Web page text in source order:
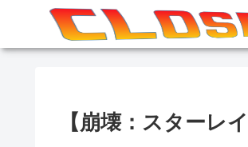
【崩壊：スターレ